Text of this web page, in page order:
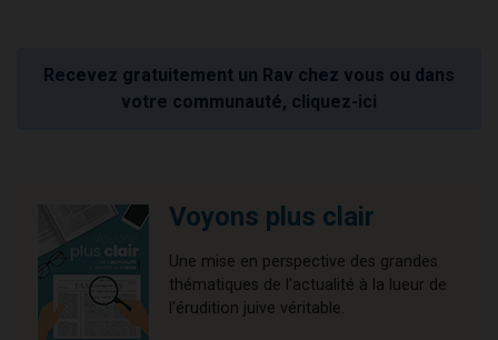
Recevez gratuitement un Rav chez vous ou dans
votre communauté, cliquez-ici
Voyons plus clair
Une mise en perspective des grandes
thématiques de l'actualité à la lueur de
l'érudition juive véritable.